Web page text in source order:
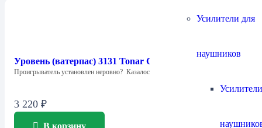
Усилители для
наушников
Уровень (ватерпас) 3131 Tonar Cross Balls
Проигрыватель установлен неровно? Казалось бы, ничего…
3 220 ₽